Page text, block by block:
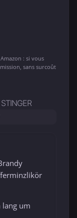
: si vous
sans surcoût
lang um